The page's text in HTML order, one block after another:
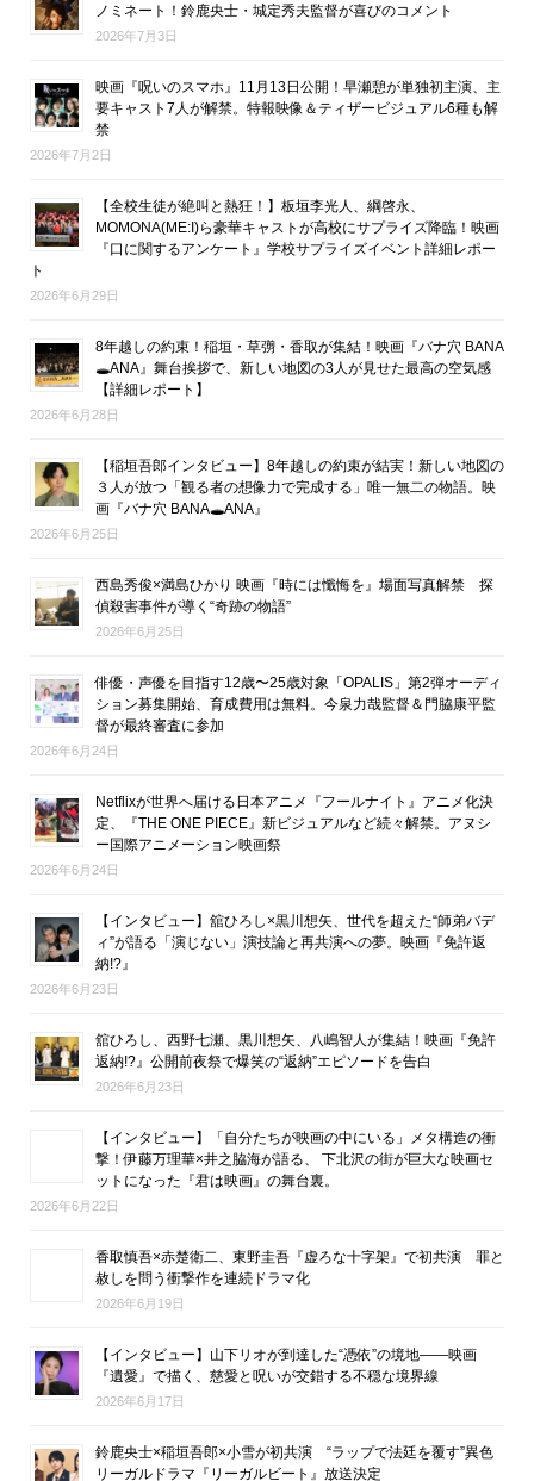
ノミネート！鈴鹿央士・城定秀夫監督が喜びのコメント
2026年7月3日
映画『呪いのスマホ』11月13日公開！早瀬憩が単独初主演、主
要キャスト7人が解禁。特報映像＆ティザービジュアル6種も解
禁
2026年7月2日
【全校生徒が絶叫と熱狂！】板垣李光人、綱啓永、
MOMONA(ME:I)ら豪華キャストが高校にサプライズ降臨！映画
『口に関するアンケート』学校サプライズイベント詳細レポー
ト
2026年6月29日
8年越しの約束！稲垣・草彅・香取が集結！映画『バナ穴 BANA
🕳ANA』舞台挨拶で、新しい地図の3人が見せた最高の空気感
【詳細レポート】
2026年6月28日
【稲垣吾郎インタビュー】8年越しの約束が結実！新しい地図の
３人が放つ「観る者の想像力で完成する」唯一無二の物語。映
画『バナ穴 BANA🕳ANA』
2026年6月25日
西島秀俊×満島ひかり 映画『時には懺悔を』場面写真解禁 探
偵殺害事件が導く“奇跡の物語”
2026年6月25日
俳優・声優を目指す12歳〜25歳対象「OPALIS」第2弾オーディ
ション募集開始、育成費用は無料。今泉力哉監督＆門脇康平監
督が最終審査に参加
2026年6月24日
Netflixが世界へ届ける日本アニメ『フールナイト』アニメ化決
定、『THE ONE PIECE』新ビジュアルなど続々解禁。アヌシ
ー国際アニメーション映画祭
2026年6月24日
【インタビュー】舘ひろし×黒川想矢、世代を超えた“師弟バデ
ィ”が語る「演じない」演技論と再共演への夢。映画『免許返
納!?』
2026年6月23日
舘ひろし、西野七瀬、黒川想矢、八嶋智人が集結！映画『免許
返納!?』公開前夜祭で爆笑の“返納”エピソードを告白
2026年6月23日
【インタビュー】「自分たちが映画の中にいる」メタ構造の衝
撃！伊藤万理華×井之脇海が語る、 下北沢の街が巨大な映画セ
ットになった『君は映画』の舞台裏。
2026年6月22日
香取慎吾×赤楚衛二、東野圭吾『虚ろな十字架』で初共演 罪と
赦しを問う衝撃作を連続ドラマ化
2026年6月19日
【インタビュー】山下リオが到達した“憑依”の境地――映画
『遺愛』で描く、慈愛と呪いが交錯する不穏な境界線
2026年6月17日
鈴鹿央士×稲垣吾郎×小雪が初共演 “ラップで法廷を覆す”異色
リーガルドラマ『リーガルビート』放送決定